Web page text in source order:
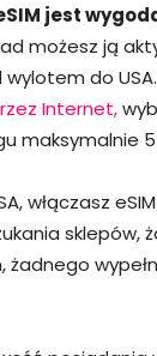
jest
możesz ją
do USA.
Internet,
maksymalnie
włączasz
sklepów,
żadnego